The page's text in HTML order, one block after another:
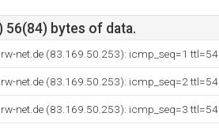
56(84) bytes of data.
net.de (83.169.50.253): icmp_seq=1 ttl=54
net.de (83.169.50.253): icmp_seq=2 ttl=54
net.de (83.169.50.253): icmp_seq=3 ttl=54